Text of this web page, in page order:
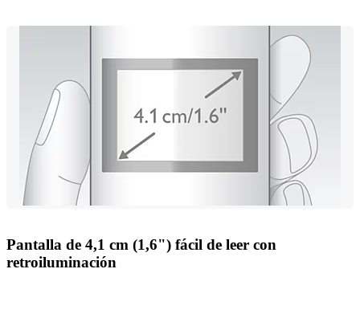
Pantalla de 4,1 cm (1,6") fácil de leer con
retroiluminación